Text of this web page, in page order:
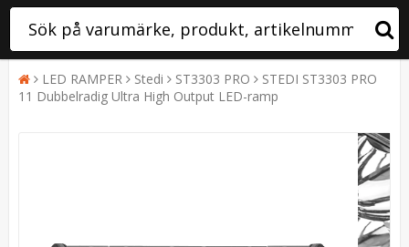
LED RAMPER Stedi ST3303 PRO
STEDI ST3303 PRO
11 Dubbelradig Ultra High Output LED-ramp